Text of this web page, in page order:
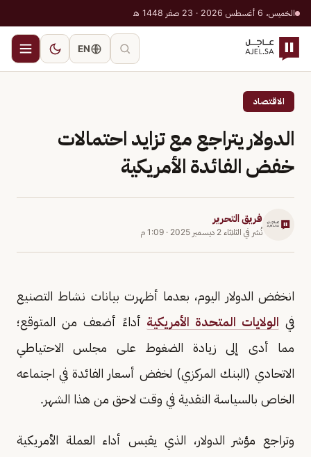
الخميس، 6 أغسطس 2026 · 23 صفر 1448 هـ
EN
الاقتصاد
الدولار يتراجع مع تزايد احتمالات
خفض الفائدة الأمريكية
فريق التحرير
نُشر في الثلاثاء 2 ديسمبر 2025 · 1:09 م
انخفض الدولار اليوم، بعدما أظهرت بيانات نشاط التصنيع
في الولايات المتحدة الأمريكية أداءً أضعف من المتوقع؛
مما أدى إلى زيادة الضغوط على مجلس الاحتياطي
الاتحادي (البنك المركزي) لخفض أسعار الفائدة في اجتماعه
الخاص بالسياسة النقدية في وقت لاحق من هذا الشهر.
وتراجع مؤشر الدولار، الذي يقيس أداء العملة الأمريكية